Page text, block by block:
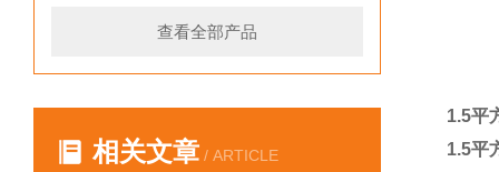
查看全部产品
相关文章 / ARTICLE
1.5平
1.5平